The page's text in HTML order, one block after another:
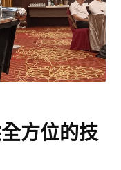
方位的技